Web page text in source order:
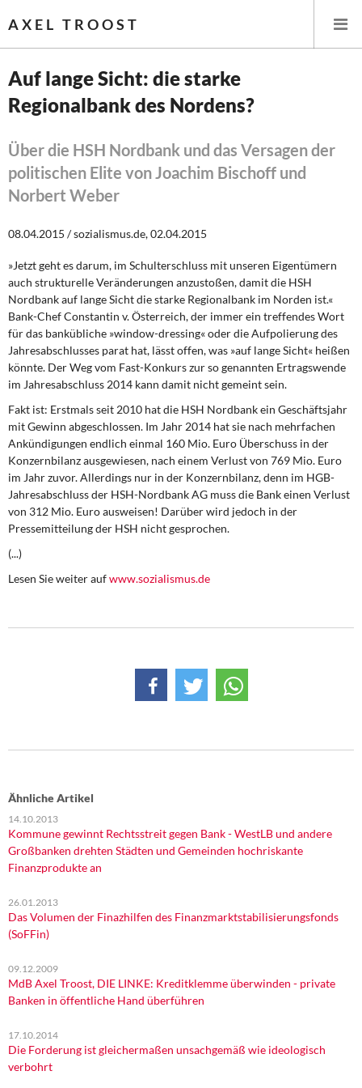
AXEL TROOST
Startseite
Themen
Leitlinien linker Wirtschafts- und Finanzpolitik
Steuer- und Finanzpolitik
Öffentliche Infrastruktur und Daseinsvorsorge
Eurokrise und Griechenland
DIE LINKE
Weitere Themen
Memo-Gruppe
Institut Solidarische Moderne
Rosa-Luxemburg-Stiftung
Auf lange Sicht: die starke
Regionalbank des Nordens?
Über die HSH Nordbank und das Versagen der
politischen Elite von Joachim Bischoff und
Norbert Weber
08.04.2015 / sozialismus.de, 02.04.2015
»Jetzt geht es darum, im Schulterschluss mit unseren Eigentümern
auch strukturelle Veränderungen anzustoßen, damit die HSH
Nordbank auf lange Sicht die starke Regionalbank im Norden ist.«
Bank-Chef Constantin v. Österreich, der immer ein treffendes Wort
für das bankübliche »window-dressing« oder die Aufpolierung des
Jahresabschlusses parat hat, lässt offen, was »auf lange Sicht« heißen
könnte. Der Weg vom Fast-Konkurs zur so genannten Ertragswende
im Jahresabschluss 2014 kann damit nicht gemeint sein.
Fakt ist: Erstmals seit 2010 hat die HSH Nordbank ein Geschäftsjahr
mit Gewinn abgeschlossen. Im Jahr 2014 hat sie nach mehrfachen
Ankündigungen endlich einmal 160 Mio. Euro Überschuss in der
Konzernbilanz ausgewiesen, nach einem Verlust von 769 Mio. Euro
im Jahr zuvor. Allerdings nur in der Konzernbilanz, denn im HGB-
Jahresabschluss der HSH-Nordbank AG muss die Bank einen Verlust
von 312 Mio. Euro ausweisen! Darüber wird jedoch in der
Pressemitteilung der HSH nicht gesprochen.
(...)
Lesen Sie weiter aufwww.sozialismus.de
Ähnliche Artikel
14.10.2013
Kommune gewinnt Rechtsstreit gegen Bank - WestLB und andere
Großbanken drehten Städten und Gemeinden hochriskante
Finanzprodukte an
26.01.2013
Das Volumen der Finazhilfen des Finanzmarktstabilisierungsfonds
(SoFFin)
09.12.2009
MdB Axel Troost, DIE LINKE: Kreditklemme überwinden - private
Banken in öffentliche Hand überführen
17.10.2014
Die Forderung ist gleichermaßen unsachgemäß wie ideologisch
verbohrt